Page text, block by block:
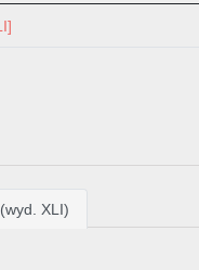
XLI)